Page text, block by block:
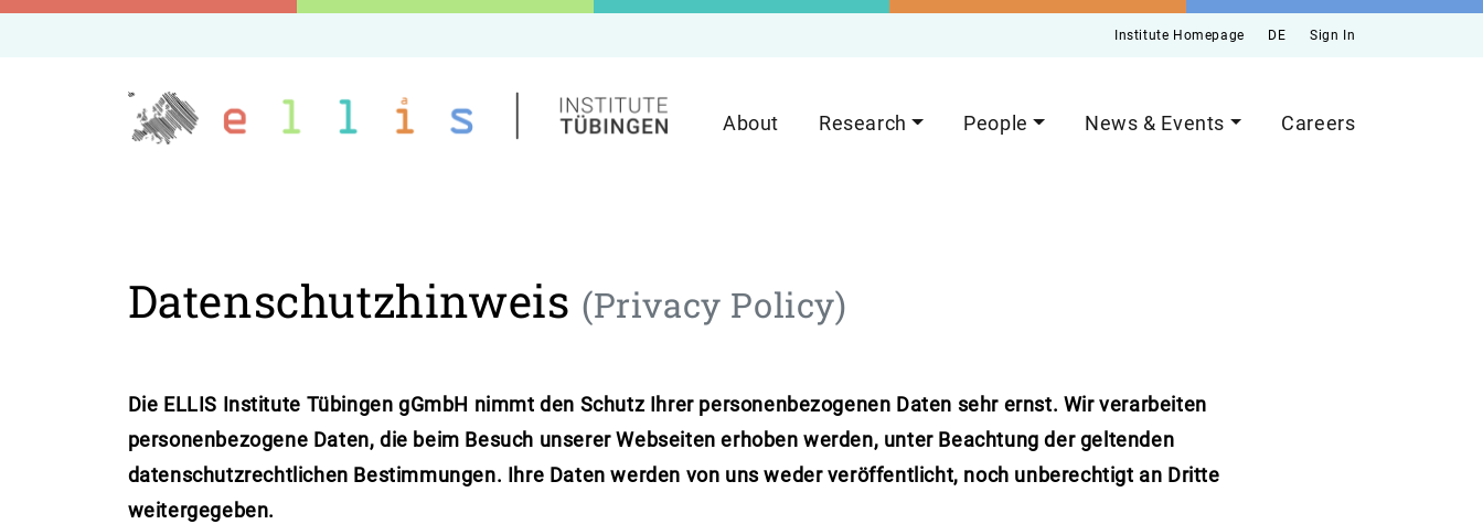
Institute Homepage DE Sign In
About Research People News & Events Careers
Datenschutzhinweis (Privacy Policy)
Die ELLIS Institute Tübingen gGmbH nimmt den Schutz Ihrer personenbezogenen Daten sehr ernst. Wir verarbeiten
personenbezogene Daten, die beim Besuch unserer Webseiten erhoben werden, unter Beachtung der geltenden
datenschutzrechtlichen Bestimmungen. Ihre Daten werden von uns weder veröffentlicht, noch unberechtigt an Dritte
weitergegeben.